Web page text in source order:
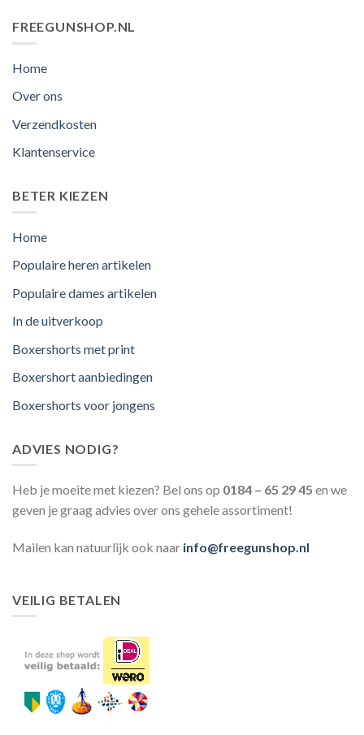
FREEGUNSHOP.NL
Home
Over ons
Verzendkosten
Klantenservice
BETER KIEZEN
Home
Populaire heren artikelen
Populaire dames artikelen
In de uitverkoop
Boxershorts met print
Boxershort aanbiedingen
Boxershorts voor jongens
ADVIES NODIG?
Heb je moeite met kiezen? Bel ons op 0184 – 65 29 45 en we
geven je graag advies over ons gehele assortiment!
Mailen kan natuurlijk ook naar info@freegunshop.nl
VEILIG BETALEN